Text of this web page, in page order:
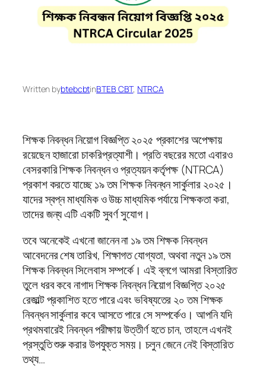
Written bybtebcbtinBTEB CBT, NTRCA
শিক্ষক নিবন্ধন নিয়োগ বিজ্ঞপ্তি ২০২৫ প্রকাশের অপেক্ষায়
রয়েছেন হাজারো চাকরিপ্রত্যাশী। প্রতি বছরের মতো এবারও
বেসরকারি শিক্ষক নিবন্ধন ও প্রত্যয়ন কর্তৃপক্ষ (NTRCA)
প্রকাশ করতে যাচ্ছে ১৯ তম শিক্ষক নিবন্ধন সার্কুলার ২০২৫।
যাদের স্বপ্ন মাধ্যমিক ও উচ্চ মাধ্যমিক পর্যায়ে শিক্ষকতা করা,
তাদের জন্য এটি একটি সুবর্ণ সুযোগ।
তবে অনেকেই এখনো জানেন না ১৯ তম শিক্ষক নিবন্ধন
আবেদনের শেষ তারিখ, শিক্ষাগত যোগ্যতা, অথবা নতুন ১৯ তম
শিক্ষক নিবন্ধন সিলেবাস সম্পর্কে। এই ব্লগে আমরা বিস্তারিত
তুলে ধরব কবে নাগাদ শিক্ষক নিবন্ধন নিয়োগ বিজ্ঞপ্তি ২০২৫
রেজাল্ট প্রকাশিত হতে পারে এবং ভবিষ্যতের ২০ তম শিক্ষক
নিবন্ধন সার্কুলার কবে আসতে পারে সে সম্পর্কেও। আপনি যদি
প্রথমবারেই নিবন্ধন পরীক্ষায় উত্তীর্ণ হতে চান, তাহলে এখনই
প্রস্তুতি শুরু করার উপযুক্ত সময়। চলুন জেনে নেই বিস্তারিত
তথ্য…